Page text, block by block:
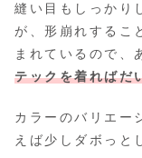
縫い目もしっかり
が、形崩れするこ
まれているので、
テックを着ればだ
カラーのバリエー
えば少しダボっと